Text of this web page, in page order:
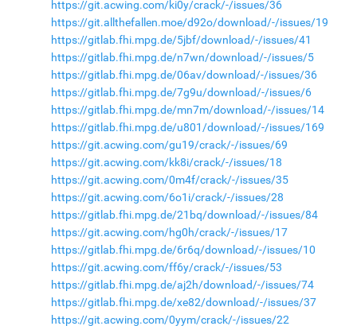
https://git.acwing.com/ki0y/crack/-/issues/36
https://git.allthefallen.moe/d92o/download/-/issues/19
https://gitlab.fhi.mpg.de/5jbf/download/-/issues/41
https://gitlab.fhi.mpg.de/n7wn/download/-/issues/5
https://gitlab.fhi.mpg.de/06av/download/-/issues/36
https://gitlab.fhi.mpg.de/7g9u/download/-/issues/6
https://gitlab.fhi.mpg.de/mn7m/download/-/issues/14
https://gitlab.fhi.mpg.de/u801/download/-/issues/169
https://git.acwing.com/gu19/crack/-/issues/69
https://git.acwing.com/kk8i/crack/-/issues/18
https://git.acwing.com/0m4f/crack/-/issues/35
https://git.acwing.com/6o1i/crack/-/issues/28
https://gitlab.fhi.mpg.de/21bq/download/-/issues/84
https://git.acwing.com/hg0h/crack/-/issues/17
https://gitlab.fhi.mpg.de/6r6q/download/-/issues/10
https://git.acwing.com/ff6y/crack/-/issues/53
https://gitlab.fhi.mpg.de/aj2h/download/-/issues/74
https://gitlab.fhi.mpg.de/xe82/download/-/issues/37
https://git.acwing.com/0yym/crack/-/issues/22